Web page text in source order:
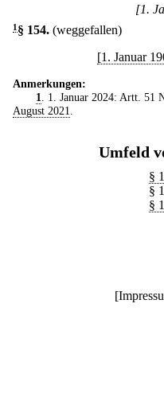
[1.
1 § 154. (weggefallen)
[1. Januar
Anmerkungen:
1
. 1. Januar 2024: Artt. 51
August 2021
Umfeld
§
§
§
[